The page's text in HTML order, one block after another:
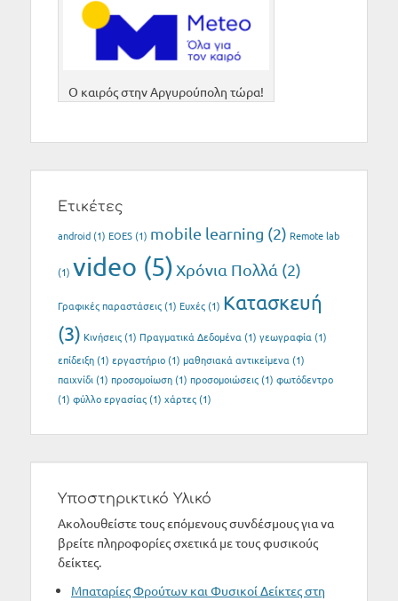
O καιρός στην Αργυρούπολη τώρα!
Ετικέτες
android(1) EOES(1) mobile learning (2) Remote lab
(1) video (5)Xρόνια Πολλά (2)
Γραφικές παραστάσεις(1) Ευχές(1) Κατασκευή
(3) Κινήσεις(1) Πραγματικά Δεδομένα(1) γεωγραφία(1)
επίδειξη(1) εργαστήριο(1) μαθησιακά αντικείμενα(1)
παιχνίδι(1) προσομοίωση(1) προσομοιώσεις(1) φωτόδεντρο
(1) φύλλο εργασίας(1) χάρτες(1)
Υποστηρικτικό Υλικό
Ακολουθείστε τους επόμενους συνδέσμους για να
βρείτε πληροφορίες σχετικά με τους φυσικούς
δείκτες.
Μπαταρίες Φρούτων και Φυσικοί Δείκτες στη